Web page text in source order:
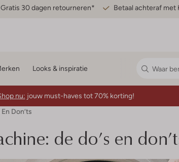
Gratis 30 dagen retourneren* Betaal achteraf met
Looks & inspiratie
nu: jouw must-haves tot 70% korting!
Don’ts
de do’s en